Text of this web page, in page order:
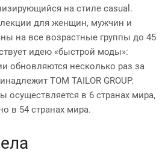
на стиле casual.
для женщин, мужчин и
на все возрастные группы до 45
идею «быстрой моды»:
обновляются несколько раз за
TOM TAILOR GROUP.
осуществляется в 6 странах мира,
в 54 странах мира.